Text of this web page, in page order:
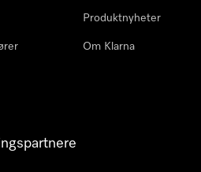
Produktnyheter
Om Klarna